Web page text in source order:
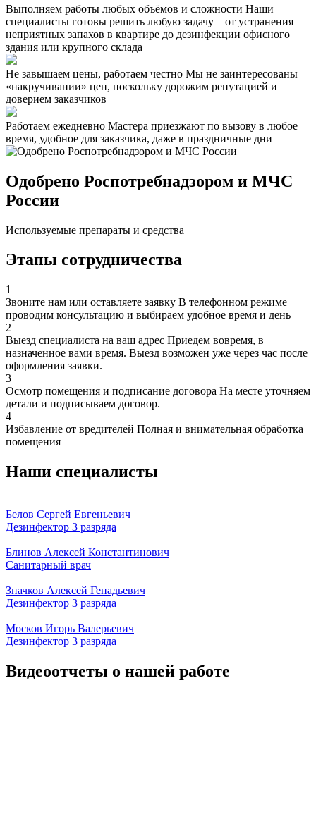
Выполняем работы любых объёмов и сложности Наши
специалисты готовы решить любую задачу – от устранения
неприятных запахов в квартире до дезинфекции офисного
здания или крупного склада
Не завышаем цены, работаем честно Мы не заинтересованы
«накручивании» цен, поскольку дорожим репутацией и
доверием заказчиков
Работаем ежедневно Мастера приезжают по вызову в любое
время, удобное для заказчика, даже в праздничные дни
Одобрено Роспотребнадзором и МЧС
России
Используемые препараты и средства
Этапы сотрудничества
1
Звоните нам или оставляете заявку В телефонном режиме
проводим консультацию и выбираем удобное время и день
2
Выезд специалиста на ваш адрес Приедем вовремя, в
назначенное вами время. Выезд возможен уже через час после
оформления заявки.
3
Осмотр помещения и подписание договора На месте уточняем
детали и подписываем договор.
4
Избавление от вредителей Полная и внимательная обработка
помещения
Наши специалисты
Белов Сергей Евгеньевич
Дезинфектор 3 разряда
Блинов Алексей Константинович
Санитарный врач
Значков Алексей Генадьевич
Дезинфектор 3 разряда
Москов Игорь Валерьевич
Дезинфектор 3 разряда
Видеоотчеты о нашей работе